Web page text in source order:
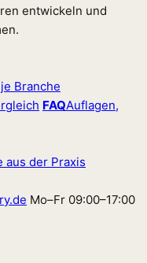
entwickeln und
Branche
FAQAuflagen,
aus der Praxis
Mo–Fr 09:00–17:00